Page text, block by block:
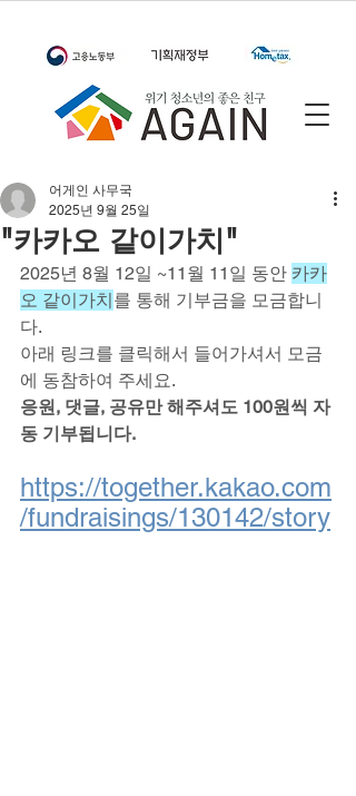
"카카오 같이가치"
어게인 사무국
2025년 9월 25일
2025년 8월 12일 ~11월 11일 동안 카카
오 같이가치를 통해 기부금을 모금합니
다.
아래 링크를 클릭해서 들어가셔서 모금
에 동참하여 주세요.
응원, 댓글, 공유만 해주셔도 100원씩 자
동 기부됩니다.
https://together.kakao.com
/fundraisings/130142/story